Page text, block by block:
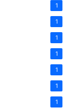
1
1
1
1
1
1
1